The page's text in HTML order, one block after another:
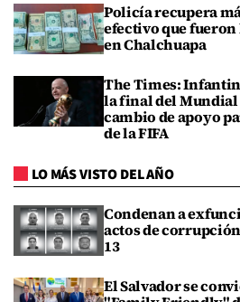
Policía recupera
efectivo que fueron
en Chalchuapa
The Times:
la final del Mundial
cambio de apoyo
de la FIFA
LO MÁS VISTO DEL AÑO
Condenan a
actos de
13
El Salvador se